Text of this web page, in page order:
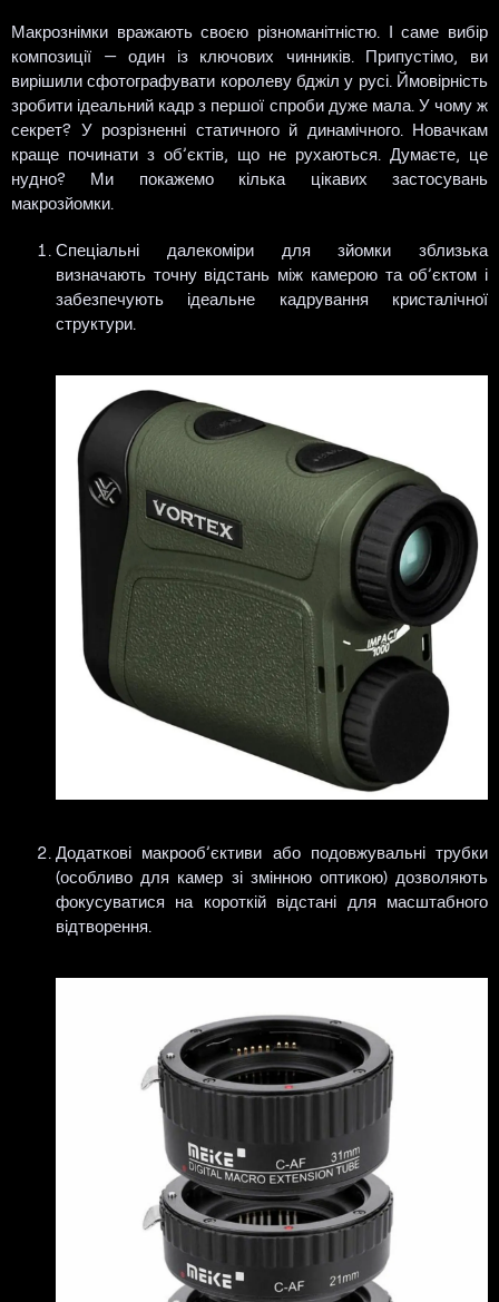
Макрознімки вражають своєю різноманітністю. І саме вибір
композиції — один із ключових чинників. Припустімо, ви
вирішили сфотографувати королеву бджіл у русі. Ймовірність
зробити ідеальний кадр з першої спроби дуже мала. У чому ж
секрет? У розрізненні статичного й динамічного. Новачкам
краще починати з об’єктів, що не рухаються. Думаєте, це
нудно? Ми покажемо кілька цікавих застосувань
макрозйомки.
Спеціальні далекоміри для зйомки зблизька
визначають точну відстань між камерою та об’єктом і
забезпечують ідеальне кадрування кристалічної
структури.
Додаткові макрооб’єктиви або подовжувальні трубки
(особливо для камер зі змінною оптикою) дозволяють
фокусуватися на короткій відстані для масштабного
відтворення.